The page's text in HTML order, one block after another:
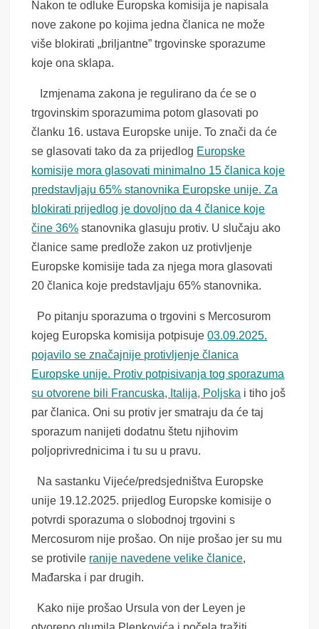
Nakon te odluke Europska komisija je napisala
nove zakone po kojima jedna članica ne može
više blokirati „briljantne” trgovinske sporazume
koje ona sklapa.
Izmjenama zakona je regulirano da će se o
trgovinskim sporazumima potom glasovati po
članku 16. ustava Europske unije. To znači da će
se glasovati tako da za prijedlog Europske
komisije mora glasovati minimalno 15 članica koje
predstavljaju 65% stanovnika Europske unije. Za
blokirati prijedlog je dovoljno da 4 članice koje
čine 36% stanovnika glasuju protiv. U slučaju ako
članice same predlože zakon uz protivljenje
Europske komisije tada za njega mora glasovati
20 članica koje predstavljaju 65% stanovnika.
Po pitanju sporazuma o trgovini s Mercosurom
kojeg Europska komisija potpisuje03.09.2025.
pojavilo se značajnije protivljenje članica
Europske unije. Protiv potpisivanja tog sporazuma
su otvorene bili Francuska, Italija, Poljska i tiho još
par članica. Oni su protiv jer smatraju da će taj
sporazum nanijeti dodatnu štetu njihovim
poljoprivrednicima i tu su u pravu.
Na sastanku Vijeće/predsjedništva Europske
unije 19.12.2025. prijedlog Europske komisije o
potvrdi sporazuma o slobodnoj trgovini s
Mercosurom nije prošao. On nije prošao jer su mu
se protivile ranije navedene velike članice,
Mađarska i par drugih.
Kako nije prošao Ursula von der Leyen je